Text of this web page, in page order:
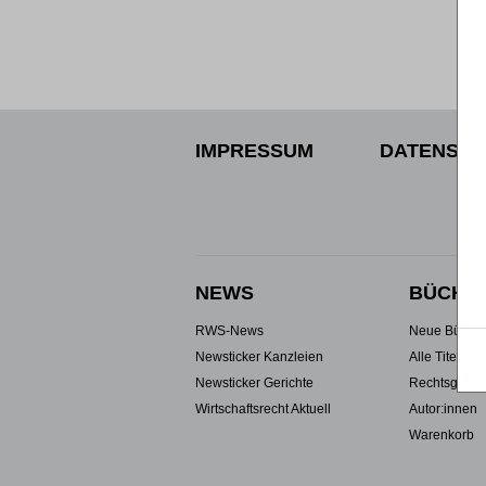
IMPRESSUM
NEWS
RWS-News
Newsticker Kanzleien
Newsticker Gerichte
Wirtschaftsrecht Aktuell
Neue Bücher
Alle Titel
Rechtsgebiete
Autor:innen
Warenkorb